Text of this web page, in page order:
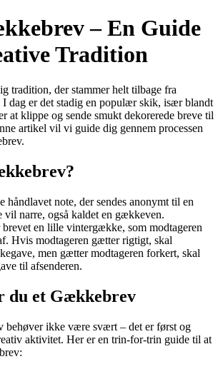
– En Guide
Tradition
tradition, der stammer helt tilbage fra
dag er det stadig en populær skik, især blandt
at klippe og sende smukt dekorerede breve til
artikel vil vi guide dig gennem processen
note, der sendes anonymt til en
vil narre, også kaldet en gækkeven.
en lille vintergække, som modtageren
Hvis modtageren gætter rigtigt, skal
men gætter modtageren forkert, skal
til afsenderen.
du et Gækkebrev
behøver ikke være svært – det er først og
aktivitet. Her er en trin-for-trin guide til at